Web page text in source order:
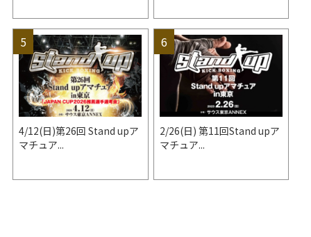
4/12(日)第26回 Stand upア
マチュア...
2/26(日) 第11回Stand upア
マチュア...